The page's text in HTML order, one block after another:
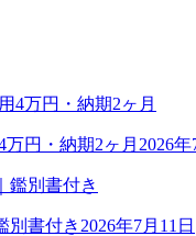
円・納期2ヶ月 2026年
別書付き 2026年7月11日